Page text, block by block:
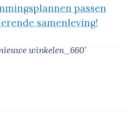
passen
samenleving!
winkelen_660’